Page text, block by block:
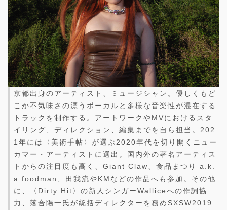
京都出身のアーティスト、ミュージシャン。優しくもど
こか不気味さの漂うボーカルと多様な音楽性が混在する
トラックを制作する。アートワークやMVにおけるスタ
イリング、ディレクション、編集までを自ら担当。202
1年には〈美術手帖〉が選ぶ2020年代を切り開くニュー
カマー・アーティストに選出。国内外の著名アーティス
トからの注目度も高く、Giant Claw、食品まつり a.k.
a foodman、田我流やKMなどの作品へも参加。その他
に、〈Dirty Hit〉の新人シンガーWalliceへの作詞協
力、落合陽一氏が統括ディレクターを務めSXSW2019